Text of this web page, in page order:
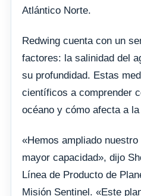
Atlántico Norte.
Redwing cuenta con un
factores: la salinidad del
su profundidad. Estas
científicos a comprender
océano y cómo afecta a
«Hemos ampliado
mayor capacidad», dijo
Línea de Producto de
Misión Sentinel. «Este